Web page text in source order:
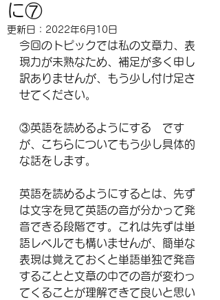
に⑦
更新日： 2022年6月10日
今回のトピックでは私の文章力、表
現力が未熟なため、補足が多く申し
訳ありませんが、もう少し付け足さ
せてください。
③英語を読めるようにする　です
が、こちらについてもう少し具体的
な話をします。
英語を読めるようにするとは、先ず
は文字を見て英語の音が分かって発
音できる段階です。これは先ずは単
語レベルでも構いませんが、簡単な
表現は覚えておくと単語単独で発音
することと文章の中での音が変わっ
てくることが理解できて良いと思い